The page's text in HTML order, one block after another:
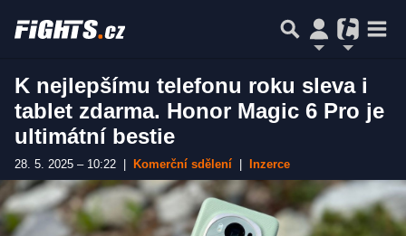
K nejlepšímu telefonu roku sleva i
tablet zdarma. Honor Magic 6 Pro je
ultimátní bestie
28. 5. 2025 – 10:22 Komerční sdělení Inzerce